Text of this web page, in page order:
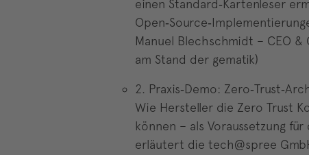
einen Standard‑Kartenleser
Manuel Blechschmidt – CEO
am Stand der gematik)
2. Praxis‑Demo:
Wie Hersteller die Zero Trust
können – als Voraussetzung
erläutert die tech@spree